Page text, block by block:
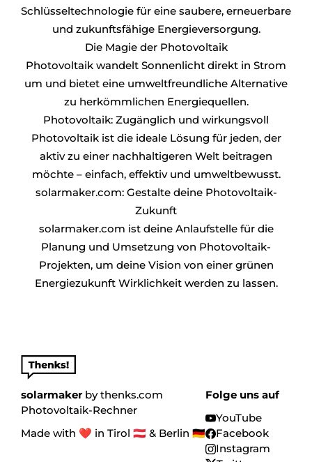
Schlüsseltechnologie für eine saubere, erneuerbare
und zukunftsfähige Energieversorgung.
Die Magie der Photovoltaik
Photovoltaik wandelt Sonnenlicht direkt in Strom
um und bietet eine umweltfreundliche Alternative
zu herkömmlichen Energiequellen.
Photovoltaik: Zugänglich und wirkungsvoll
Photovoltaik ist die ideale Lösung für jeden, der
aktiv zu einer nachhaltigeren Welt beitragen
möchte – einfach, effektiv und umweltbewusst.
solarmaker.com: Gestalte deine Photovoltaik-
Zukunft
solarmaker.com ist deine Anlaufstelle für die
Planung und Umsetzung von Photovoltaik-
Projekten, um deine Vision von einer grünen
Energiezukunft Wirklichkeit werden zu lassen.
solarmakerby thenks.com
Photovoltaik-Rechner
Made with ❤️ in Tirol 🇦🇹 & Berlin 🇩🇪
Folge uns auf
YouTube
Facebook
Instagram